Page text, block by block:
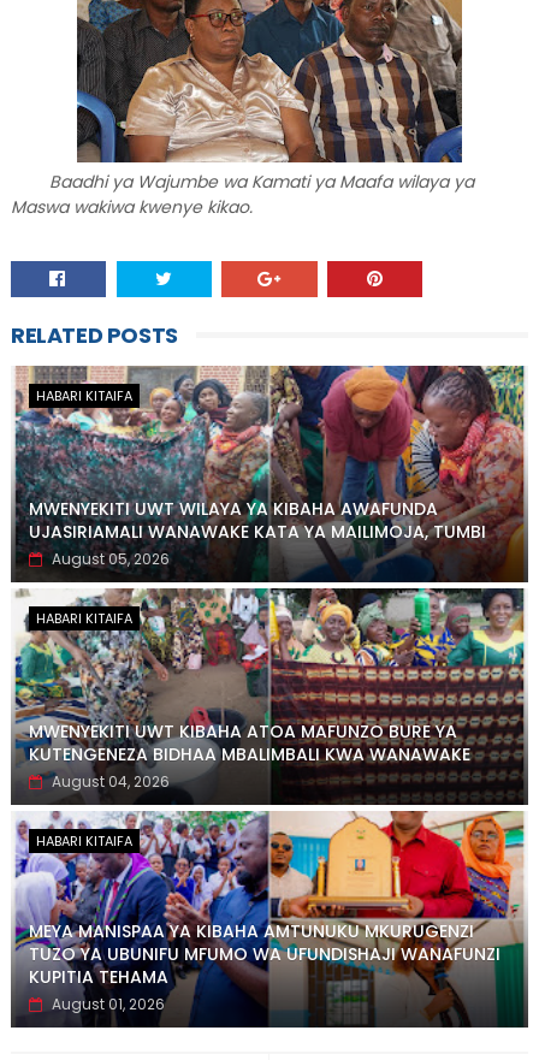
Baadhi ya Wajumbe wa Kamati ya Maafa wilaya ya
Maswa wakiwa kwenye kikao.
RELATED POSTS
HABARI KITAIFA
MWENYEKITI UWT WILAYA YA KIBAHA AWAFUNDA
UJASIRIAMALI WANAWAKE KATA YA MAILIMOJA, TUMBI
August 05, 2026
HABARI KITAIFA
MWENYEKITI UWT KIBAHA ATOA MAFUNZO BURE YA
KUTENGENEZA BIDHAA MBALIMBALI KWA WANAWAKE
August 04, 2026
HABARI KITAIFA
MEYA MANISPAA YA KIBAHA AMTUNUKU MKURUGENZI
TUZO YA UBUNIFU MFUMO WA UFUNDISHAJI WANAFUNZI
KUPITIA TEHAMA
August 01, 2026